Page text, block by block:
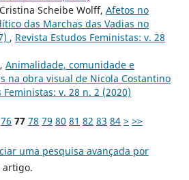
Scheibe Wolff, Afetos no
das Marchas das Vadias no
, Revista Estudos Feministas: v. 28
Animalidade, comunidade e
na obra visual de Nicola Costantino
Feministas: v. 28 n. 2 (2020)
76 77 78 79 80 81 82 83 84 > >>
uma pesquisa avançada por